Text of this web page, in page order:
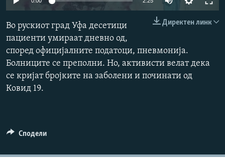
РСЕ веб страници
Auto 360p 480p
480p
Директен линк
Во рускиот град Уфа десетици
пациенти умираат дневно од,
според официјалните податоци, пневмонија.
Болниците се преполни. Но, активисти велат дека
се кријат бројките на заболени и починати од
Ковид 19.
Сподели